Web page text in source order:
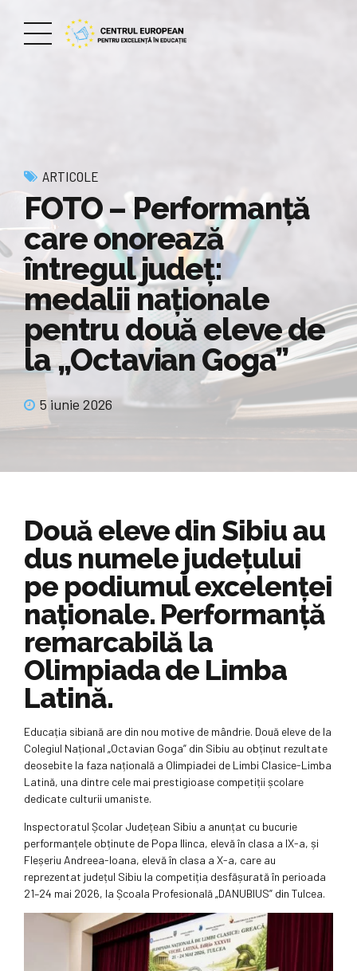
ARTICOLE
FOTO – Performanță
care onorează
întregul județ:
medalii naționale
pentru două eleve de
la „Octavian Goga”
5 iunie 2026
Două eleve din Sibiu au
dus numele județului
pe podiumul excelenței
naționale. Performanță
remarcabilă la
Olimpiada de Limba
Latină.
Educația sibiană are din nou motive de mândrie. Două eleve de la
Colegiul Național „Octavian Goga” din Sibiu au obținut rezultate
deosebite la faza națională a Olimpiadei de Limbi Clasice-Limba
Latină, una dintre cele mai prestigioase competiții școlare
dedicate culturii umaniste.
Inspectoratul Școlar Județean Sibiu a anunțat cu bucurie
performanțele obținute de Popa Ilinca, elevă în clasa a IX-a, și
Fleșeriu Andreea-Ioana, elevă în clasa a X-a, care au
reprezentat județul Sibiu la competiția desfășurată în perioada
21–24 mai 2026, la Școala Profesională „DANUBIUS” din Tulcea.